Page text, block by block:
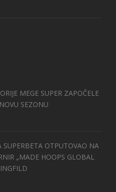
MEGE SUPER ZAPOČELE
SEZONU
OTPUTOVAO NA
„MADE HOOPS GLOBAL